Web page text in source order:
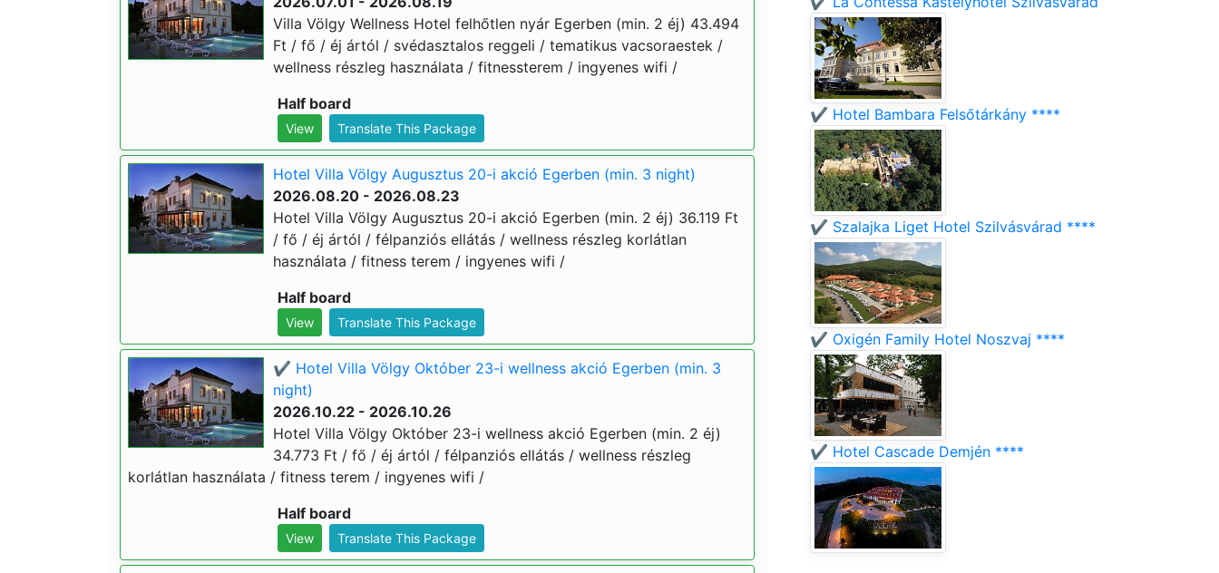
Villa Völgy Wellness Hotel felhőtlen nyár Egerben (min. 2 éj) 43.494
Ft / fő / éj ártól / svédasztalos reggeli / tematikus vacsoraestek /
wellness részleg használata / fitnessterem / ingyenes wifi /
Half board
View Translate This Package
Hotel Villa Völgy Augusztus 20-i akció Egerben (min. 3 night)
2026.08.20 - 2026.08.23
Hotel Villa Völgy Augusztus 20-i akció Egerben (min. 2 éj) 36.119 Ft
/ fő / éj ártól / félpanziós ellátás / wellness részleg korlátlan
használata / fitness terem / ingyenes wifi /
Half board
View Translate This Package
✔️ Hotel Villa Völgy Október 23-i wellness akció Egerben (min. 3
night)
2026.10.22 - 2026.10.26
Hotel Villa Völgy Október 23-i wellness akció Egerben (min. 2 éj)
34.773 Ft / fő / éj ártól / félpanziós ellátás / wellness részleg
korlátlan használata / fitness terem / ingyenes wifi /
Half board
View Translate This Package
✔️ Hotel Bambara Felsőtárkány ****
✔️ Szalajka Liget Hotel Szilvásvárad ****
✔️ Oxigén Family Hotel Noszvaj ****
✔️ Hotel Cascade Demjén ****